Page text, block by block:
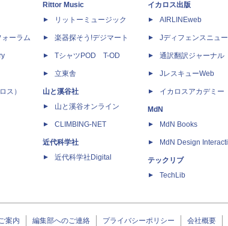
ーラム
ス）
Rittor Music
リットーミュージック
楽器探そう!デジマート
TシャツPOD T-OD
立東舎
山と溪谷社
山と溪谷オンライン
CLIMBING-NET
近代科学社
近代科学社Digital
イカロス出版
AIRLINEweb
Jディフェンスニュ
通訳翻訳ジャーナル
JレスキューWeb
イカロスアカデミー
MdN
MdN Books
MdN Design
テックリブ
TechLib
案内 編集部へのご連絡 プライバシーポリシー 会社概要